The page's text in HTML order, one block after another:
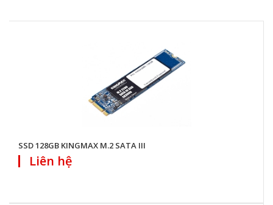
SSD 128GB KINGMAX M.2 SATA III
Liên hệ